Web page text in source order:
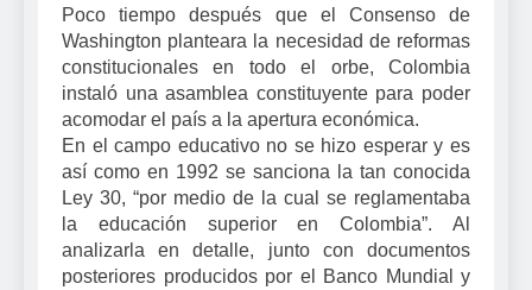
Poco tiempo después que el Consenso de
Washington planteara la necesidad de reformas
constitucionales en todo el orbe, Colombia
instaló una asamblea constituyente para poder
acomodar el país a la apertura económica.
En el campo educativo no se hizo esperar y es
así como en 1992 se sanciona la tan conocida
Ley 30, “por medio de la cual se reglamentaba
la educación superior en Colombia”. Al
analizarla en detalle, junto con documentos
posteriores producidos por el Banco Mundial y